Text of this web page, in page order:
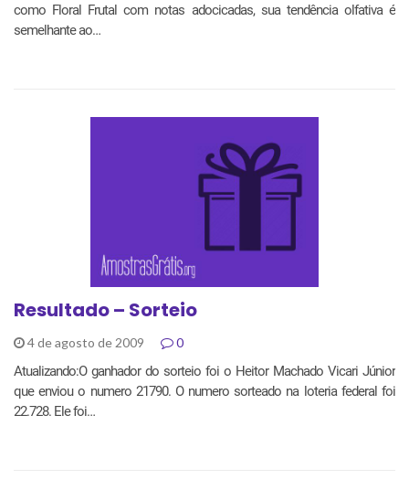
como Floral Frutal com notas adocicadas, sua tendência olfativa é
semelhante ao…
Resultado – Sorteio
4 de agosto de 2009 0
Atualizando:O ganhador do sorteio foi o Heitor Machado Vicari Júnior
que enviou o numero 21790. O numero sorteado na loteria federal foi
22.728. Ele foi…